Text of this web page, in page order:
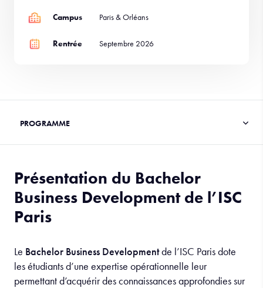
Campus Paris & Orléans
Rentrée Septembre 2026
Présentation du Bachelor
Business Development de l’ISC
Paris
Le Bachelor Business Developmentde l’ISC Paris dote
les étudiants d’une expertise opérationnelle leur
permettant d’acquérir des connaissances approfondies sur